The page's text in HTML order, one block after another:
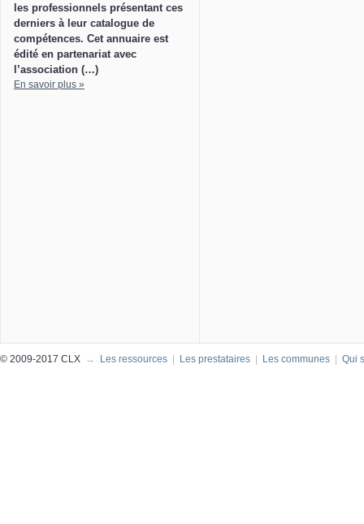
les professionnels présentant ces
derniers à leur catalogue de
compétences. Cet annuaire est
édité en partenariat avec
l’association (…)
En savoir plus »
© 2009-2017 CLX → Les ressources Les prestataires Les communes Qui